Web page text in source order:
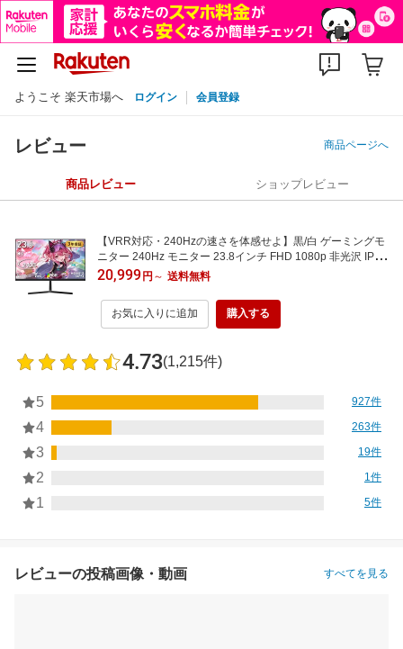
ようこそ 楽天市場へ ログイン 会員登録
レビュー 商品ページへ
商品レビュー ショップレビュー
【VRR対応・240Hzの速さを体感せよ】黒/白 ゲーミングモ
ニター 240Hz モニター 23.8インチ FHD 1080p 非光沢 IPS
パネル pcモニター 1ms応答 240 / 200 / 180 / 120 / 100 / 60
Hz対応 狭額縁 薄型 パソコンモニター 24インチ Switch/PS
4/5/Xbox/DVD/ゲーム機 cocopar
20,999円 ～ 送料無料
お気に入りに追加 購入する
4.73(1,215件)
5 927件
4 263件
3 19件
2 1件
1 5件
レビューの投稿画像・動画 すべてを見る